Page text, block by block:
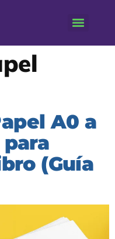
A0 a
para
(Guía